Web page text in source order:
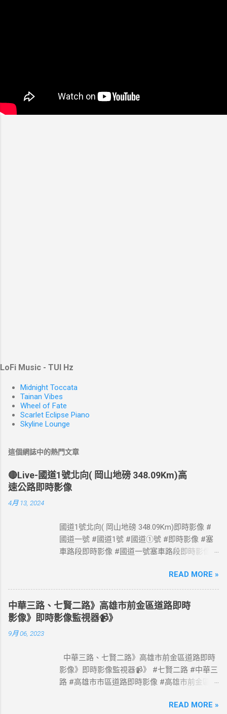
LoFi Music - TUI Hz
Midnight Toccata
Tainan Vibes
Wheel of Fate
Scarlet Eclipse Piano
Skyline Lounge
這個網誌中的熱門文章
🔴Live-國道1號北向( 岡山地磅 348.09Km)高
速公路即時影像
4月 13, 2024
國道1號北向( 岡山地磅 348.09Km)即時影像 #
國道一號 #國道1號 #國道①號 #即時影像 #塞
車路段即時影像 #國道一號塞車路段即時影像 #
#國道1號塞車路段 #Taiwan #Live #freeway #
高速公路即時影像 #高速公路 即時了解路況，
以免塞車。 影像資料來源：交通部高速公路局
政府網站資料開放宣告
https://www.freeway.gov.tw/Publish.aspx?
READ MORE »
中華三路、七賢二路》高雄市前金區道路即時
影像》即時影像監視器📹》
9月 06, 2023
中華三路、七賢二路》高雄市前金區道路即時
影像》即時影像監視器📹》 #七賢二路 #中華三
路 #高雄市市區道路即時影像 #高雄市前金區道
READ MORE »